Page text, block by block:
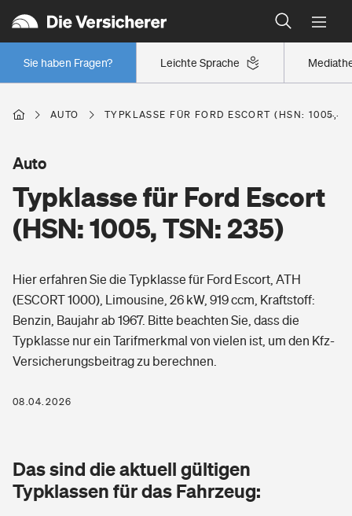
Leichte Sprache
Sie haben Fragen?
Wer versichert was: Jetzt Versicherer finden
Regionalklassen: So ist Ihre Region eingestuft
Wer versichert was: Jetzt Versicherer finden
Berufsunfähigkeitsversicherung
Erwerbsunfähigkeitsversicherung
Grundfähigkeitsversicherung
Arbeitsrechtsschutz
Berufshaftpflichtversicherung
Zur Übersicht
Tools
Wohnen
Elementarversicherung
Glasversicherung
Freizeit
Pri­vate Haft­pflicht­
Kinderunfall­ver­si­che­rung
Gesundheit
Private Krankenversicherung
Dread-Disease-Versicherung
AUTO TYPKLASSE FÜR FORD ESCORT (HSN: 1005,
Typklasse für Ford Escort
(HSN: 1005, TSN: 235)
Auto
Hier erfahren Sie die Typklasse für Ford Escort, ATH
(ESCORT 1000), Limousine, 26 kW, 919 ccm, Kraftstoff:
Benzin, Baujahr ab 1967. Bitte beachten Sie, dass die
Typklasse nur ein Tarifmerkmal von vielen ist, um den Kfz-
Versicherungsbeitrag zu berechnen.
08.04.2026
Das sind die aktuell gültigen
Typklassen für das Fahrzeug: